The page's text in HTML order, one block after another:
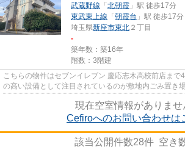
武蔵野線 「 北朝霞 」駅 徒歩17分
東武東上線 「 朝霞台 」駅 徒歩17分
埼玉県新座市東北 ２丁目
-
築年数：築16年
階数：3階建
こちらの物件はセブンイレブン 慶応志木高校前店まで
の高い設備として注目されているのが敷地内ごみ置き
現在空室情報がありませ
Cefiroへのお問い合わせは
該当公開件数28件 空き